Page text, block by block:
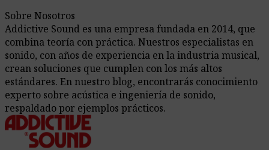
Sobre Nosotros
Addictive Sound es una empresa fundada en 2014, que
combina teoría con práctica. Nuestros especialistas en
sonido, con años de experiencia en la industria musical,
crean soluciones que cumplen con los más altos
estándares. En nuestro blog, encontrarás conocimiento
experto sobre acústica e ingeniería de sonido,
respaldado por ejemplos prácticos.